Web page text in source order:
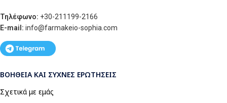
Τηλέφωνο: +30-211199-2166
E-mail: info@farmakeio-sophia.com
ΒΟΉΘΕΙΑ ΚΑΙ ΣΥΧΝΈΣ ΕΡΩΤΉΣΕΙΣ
Σχετικά με εμάς